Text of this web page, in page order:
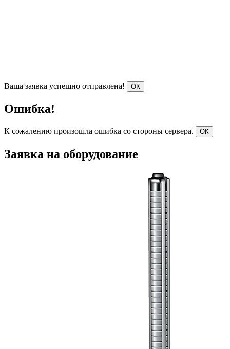
Ваша заявка успешно отправлена! ОК
Ошибка!
К сожалению произошла ошибка со стороны сервера. ОК
Заявка на оборудование